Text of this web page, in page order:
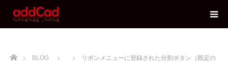
ホームBLOG
リボンメニューに登録された分割ボタン（既定の